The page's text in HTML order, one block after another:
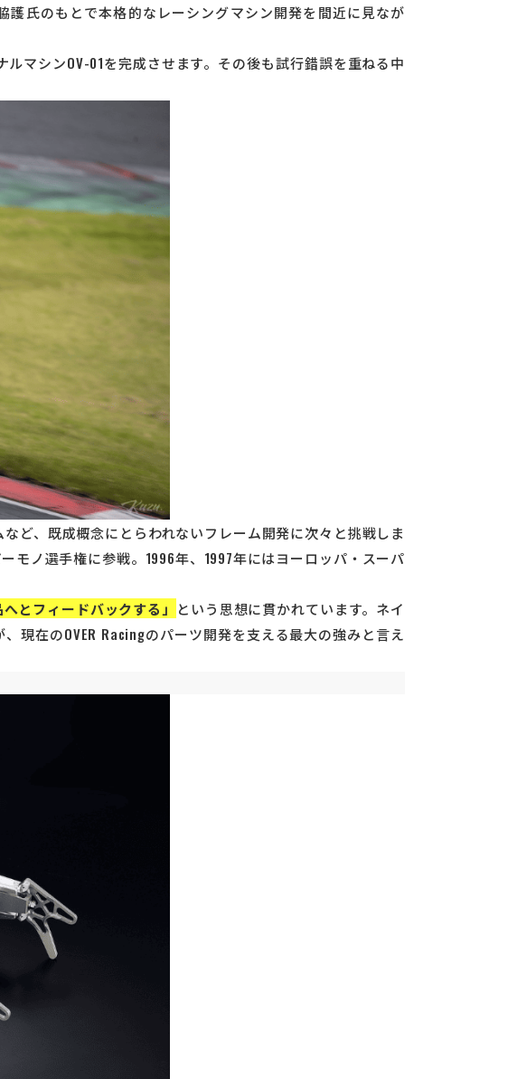
氏のもとで本格的なレーシングマシン開発を間近に見なが
マシンOV-01を完成させます。その後も試行錯誤を重ねる中
ど、既成概念にとらわれないフレーム開発に次々と挑戦しま
モノ選手権に参戦。1996年、1997年にはヨーロッパ・スーパ
とフィードバックする」 という思想に貫かれています。ネイ
現在のOVER Racingのパーツ開発を支える最大の強みと言え